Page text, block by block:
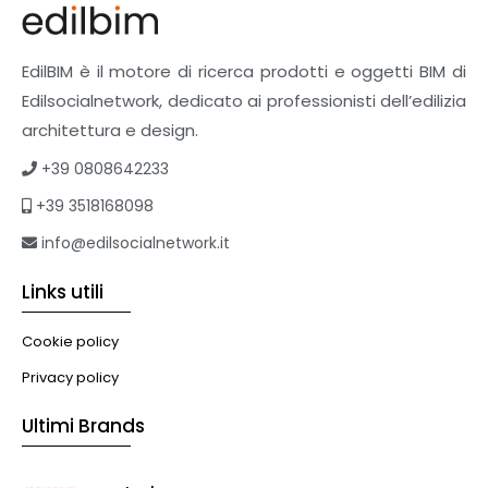
Pavimenti e rivestimenti
Pavimenti industriali
Sistemi giardini pensili
Supporti per esterni
Tetti verdi
eBook
Formazione professionale
Illuminazione
Murature
EdilBIM è il motore di ricerca prodotti e oggetti BIM di
Edilsocialnetwork, dedicato ai professionisti dell’edilizia
architettura e design.
+39 0808642233
+39 3518168098
info@edilsocialnetwork.it
Links utili
Cookie policy
Privacy policy
Ultimi Brands